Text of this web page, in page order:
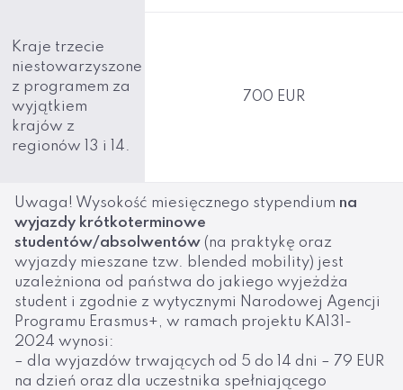
Kraje trzecie
niestowarzyszone
z programem za
wyjątkiem
krajów z
regionów 13 i 14.
700 EUR
Uwaga! Wysokość miesięcznego stypendium na
wyjazdy krótkoterminowe
studentów/absolwentów (na praktykę oraz
wyjazdy mieszane tzw. blended mobility) jest
uzależniona od państwa do jakiego wyjeżdża
student i zgodnie z wytycznymi Narodowej Agencji
Programu Erasmus+, w ramach projektu KA131-
2024 wynosi:
– dla wyjazdów trwających od 5 do 14 dni – 79 EUR
na dzień oraz dla uczestnika spełniającego